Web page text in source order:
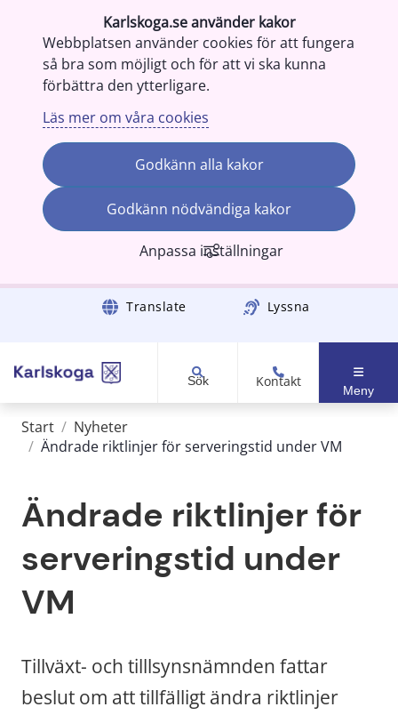
Karlskoga.se använder kakor
Webbplatsen använder cookies för att fungera
så bra som möjligt och för att vi ska kunna
förbättra den ytterligare.
Läs mer om våra cookies
Godkänn alla kakor
Godkänn nödvändiga kakor
Anpassa inställningar
Gå till innehåll Translate Lyssna
Sök Kontakt
Meny
Start / Nyheter
/ Ändrade riktlinjer för serveringstid under VM
Ändrade riktlinjer för
serveringstid under
VM
Tillväxt- och tilllsynsnämnden fattar
beslut om att tillfälligt ändra riktlinjer